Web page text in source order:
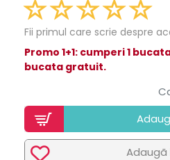
Fii primul care scrie despre
Promo 1+1: cumperi 1
bucata gratuit.
Adaugã